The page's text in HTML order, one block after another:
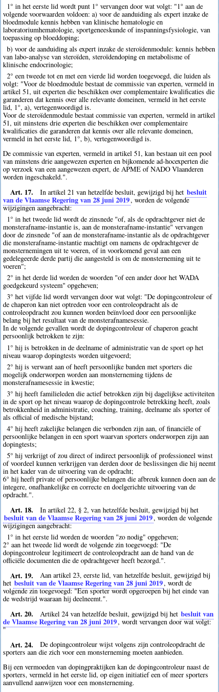
1° in het eerste lid wordt punt 1° vervangen door wat volgt: "1° aan de
volgende voorwaarden voldoen: a) voor de aanduiding als expert inzake de
bloedmodule kennis hebben van klinische hematologie en
laboratoriumhematologie, sportgeneeskunde of inspanningsfysiologie, van
toepassing op bloeddoping;
b) voor de aanduiding als expert inzake de steroïdenmodule: kennis hebben
van labo-analyse van steroïden, steroïdendoping en metabolisme of
klinische endocrinologie;
2° een tweede tot en met een vierde lid worden toegevoegd, die luiden als
volgt: "Voor de bloedmodule bestaat de commissie van experten, vermeld in
artikel 51, uit experten die beschikken over complementaire kwalificaties die
garanderen dat kennis over alle relevante domeinen, vermeld in het eerste
lid, 1°, a), vertegenwoordigd is.
Voor de steroïdenmodule bestaat commissie van experten, vermeld in artikel
51, uit minstens drie experten die beschikken over complementaire
kwalificaties die garanderen dat kennis over alle relevante domeinen,
vermeld in het eerste lid, 1°, b), vertegenwoordigd is.
De commissie van experten, vermeld in artikel 51, kan bestaan uit een pool
van minstens drie aangewezen experten en bijkomende ad-hocexperten die
op verzoek van een aangewezen expert, de APME of NADO Vlaanderen
worden ingeschakeld.".
Art. 17. In artikel 21 van hetzelfde besluit, gewijzigd bij het besluit
van de Vlaamse Regering van 28 juni 2019, worden de volgende
wijzigingen aangebracht:
1° in het tweede lid wordt de zinsnede "of, als de opdrachtgever niet de
monsterafname-instantie is, aan de monsterafname-instantie" vervangen
door de zinsnede "of aan de monsterafname-instantie als de opdrachtgever
die monsterafname-instantie machtigt om namens de opdrachtgever de
monsternemingen uit te voeren, of in voorkomend geval aan een
gedelegeerde derde partij die aangesteld is om de monsterneming uit te
voeren";
2° in het derde lid worden de woorden "of een ander door het WADA
goedgekeurd systeem" opgeheven;
3° het vijfde lid wordt vervangen door wat volgt: "De dopingcontroleur of
de chaperon kan niet optreden voor een controleopdracht als de
controleopdracht zou kunnen worden beïnvloed door een persoonlijke
belang bij het resultaat van de monsterafnamesessie.
In de volgende gevallen wordt de dopingcontroleur of chaperon geacht
persoonlijk betrokken te zijn:
1° hij is betrokken in de deelname of administratie van de sport op het
niveau waarop dopingtests worden uitgevoerd;
2° hij is verwant aan of heeft persoonlijke banden met sporters die
mogelijk onderworpen worden aan monsterneming tijdens de
monsterafnamesessie in kwestie;
3° hij heeft familieleden die actief betrokken zijn bij dagelijkse activiteiten
in de sport op het niveau waarop de dopingcontrole betrekking heeft, zoals
betrokkenheid in administratie, coaching, training, deelname als sporter of
als official of medische bijstand;
4° hij heeft zakelijke belangen die verbonden zijn aan, of financiële of
persoonlijke belangen in een sport waarvan sporters onderworpen zijn aan
dopingtests;
5° hij verkrijgt of zou direct of indirect persoonlijk of professioneel winst
of voordeel kunnen verkrijgen van derden door de beslissingen die hij neemt
in het kader van de uitvoering van de opdracht;
6° hij heeft private of persoonlijke belangen die afbreuk kunnen doen aan de
integere, onafhankelijke en correcte en doelgerichte uitvoering van de
opdracht.".
Art. 18. In artikel 22, § 2, van hetzelfde besluit, gewijzigd bij het
besluit van de Vlaamse Regering van 28 juni 2019, worden de volgende
wijzigingen aangebracht:
1° in het eerste lid worden de woorden "zo nodig" opgeheven;
2° aan het tweede lid wordt de volgende zin toegevoegd: "De
dopingcontroleur legitimeert de controleopdracht aan de hand van de
officiële documenten die de opdrachtgever heeft bezorgd.".
Art. 19.
Aan artikel 23, eerste lid, van hetzelfde besluit, gewijzigd bij
het besluit van de Vlaamse Regering van 28 juni 2019, wordt de
volgende zin toegevoegd: "Een sporter wordt opgeroepen bij het einde van
de wedstrijd waaraan hij deelneemt.".
Art. 20. Artikel 24 van hetzelfde besluit, gewijzigd bij het besluit van
de Vlaamse Regering van 28 juni 2019, wordt vervangen door wat volgt:
"
Art. 24.
De dopingcontroleur wijst volgens zijn controleopdracht de
sporters aan die zich voor een monsterneming moeten aanbieden.
Bij een vermoeden van dopingpraktijken kan de dopingcontroleur naast de
sporters, vermeld in het eerste lid, op eigen initiatief een of meer sporters
aanvullend aanwijzen voor een monsterneming.